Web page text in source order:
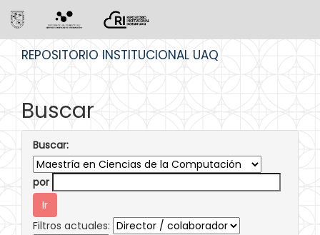
REPOSITORIO INSTITUCIONAL UAQ
Buscar
Buscar:
por
Filtros actuales: